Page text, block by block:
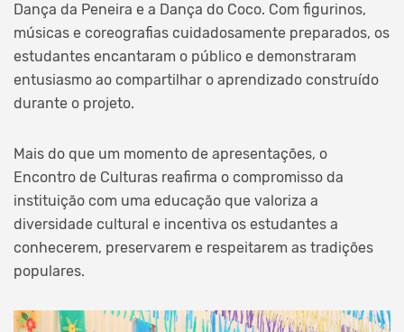
Dança da Peneira e a Dança do Coco. Com figurinos,
músicas e coreografias cuidadosamente preparados, os
estudantes encantaram o público e demonstraram
entusiasmo ao compartilhar o aprendizado construído
durante o projeto.
Mais do que um momento de apresentações, o
Encontro de Culturas reafirma o compromisso da
instituição com uma educação que valoriza a
diversidade cultural e incentiva os estudantes a
conhecerem, preservarem e respeitarem as tradições
populares.